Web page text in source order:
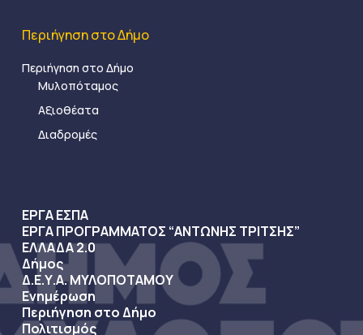
Περιήγηση στο Δήμο
Περιήγηση στο Δήμο
Μυλοπόταμος
Αξιοθέατα
Διαδρομές
ΕΡΓΑ ΕΣΠΑ
ΕΡΓΑ ΠΡΟΓΡΑΜΜΑΤΟΣ “ΑΝΤΩΝΗΣ ΤΡΙΤΣΗΣ”
ΕΛΛΑΔΑ 2.0
Δήμος
Δ.Ε.Υ.Α. ΜΥΛΟΠΟΤΑΜΟΥ
Ενημέρωση
Περιήγηση στο Δήμο
Πολιτισμός